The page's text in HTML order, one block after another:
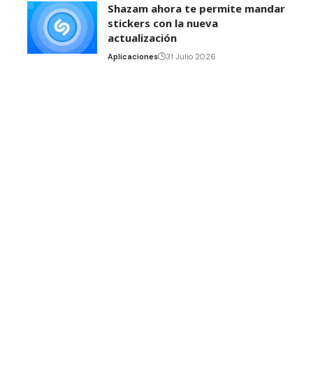
Shazam ahora te permite mandar
stickers con la nueva
actualización
Aplicaciones 31 Julio 2026